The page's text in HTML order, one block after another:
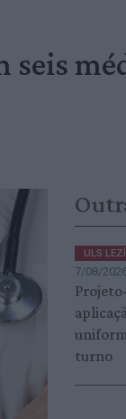
seis
ULS
7/08/
turno